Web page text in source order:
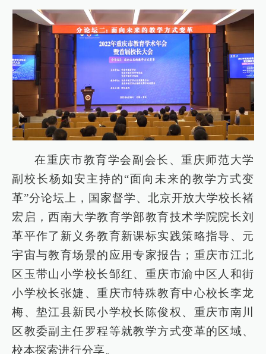
在重庆市教育学会副会长、重庆师范大学
副校长杨如安主持的“面向未来的教学方式变
革”分论坛上，国家督学、北京开放大学校长褚
宏启，西南大学教育学部教育技术学院院长刘
革平作了新义务教育新课标实践策略指导、元
宇宙与教育场景的应用专家报告；重庆市江北
区玉带山小学校长邹红、重庆市渝中区人和街
小学校长张婕、重庆市特殊教育中心校长李龙
梅、垫江县新民小学校长陈俊权、重庆市南川
区教委副主任罗程等就教学方式变革的区域、
校本探索进行分享。